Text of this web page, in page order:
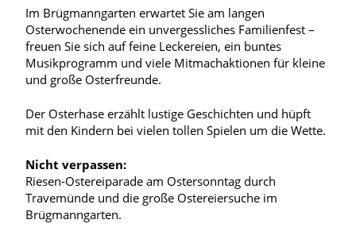
Im Brügmanngarten erwartet Sie am langen
Osterwochenende ein unvergessliches Familienfest –
freuen Sie sich auf feine Leckereien, ein buntes
Musikprogramm und viele Mitmachaktionen für kleine
und große Osterfreunde.
Der Osterhase erzählt lustige Geschichten und hüpft
mit den Kindern bei vielen tollen Spielen um die Wette.
Nicht verpassen:
Riesen-Ostereiparade am Ostersonntag durch
Travemünde und die große Ostereiersuche im
Brügmanngarten.